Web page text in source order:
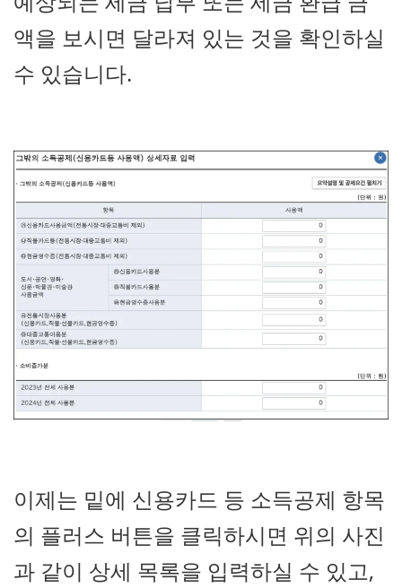
액을 보시면 달라져 있는 것을 확인하실
수 있습니다.
이제는 밑에 신용카드 등 소득공제 항목
의 플러스 버튼을 클릭하시면 위의 사진
과 같이 상세 목록을 입력하실 수 있고,